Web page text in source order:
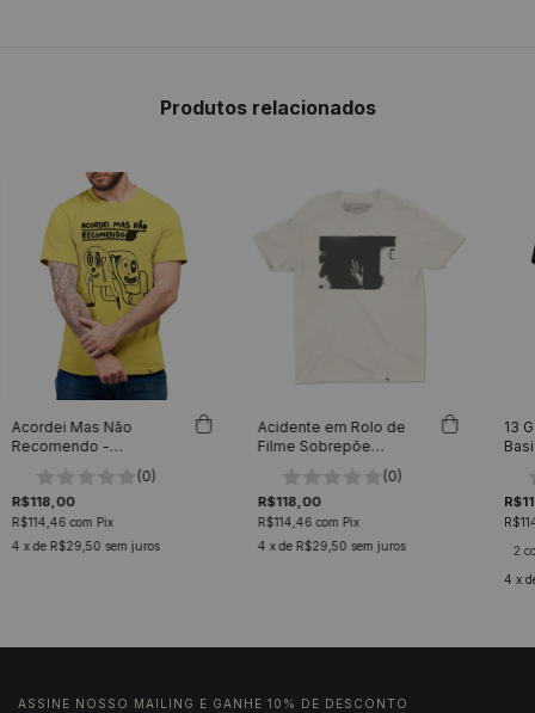
Produtos relacionados
Acordei Mas Não
Recomendo -
Camiseta Basicona
(0)
R$118,00
R$114,46com Pix
4 x de R$29,50 sem juros
Acidente em Rolo de
Filme Sobrepõe
Memórias de Casa -
Camiseta Basicona
Unissex
(0)
R$118,00
R$114,46com Pix
4 x de R$29,50 sem juros
13
2
4 x
ASSINE NOSSO MAILING E GANHE 10% DE DESCONTO